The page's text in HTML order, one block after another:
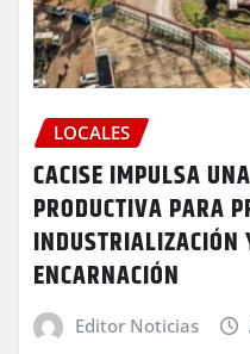
LOCALES
CACISE IMPULSA
PRODUCTIVA PARA
INDUSTRIALIZACIÓN
ENCARNACIÓN
Editor Noticias